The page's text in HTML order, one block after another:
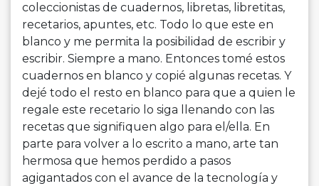
coleccionistas de cuadernos, libretas, libretitas,
recetarios, apuntes, etc. Todo lo que este en
blanco y me permita la posibilidad de escribir y
escribir. Siempre a mano. Entonces tomé estos
cuadernos en blanco y copié algunas recetas. Y
dejé todo el resto en blanco para que a quien le
regale este recetario lo siga llenando con las
recetas que signifiquen algo para el/ella. En
parte para volver a lo escrito a mano, arte tan
hermosa que hemos perdido a pasos
agigantados con el avance de la tecnología y